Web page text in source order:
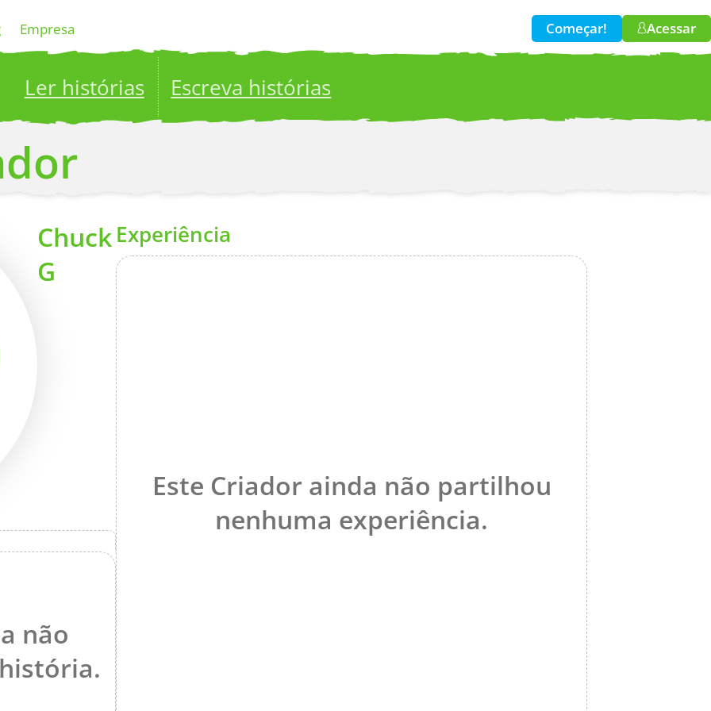
Empresa Começar! Acessar
Ler histórias Escreva histórias
your stories to a global audience.
Chuck
G
não
Experiência
Este Criador ainda não partilhou
nenhuma experiência.